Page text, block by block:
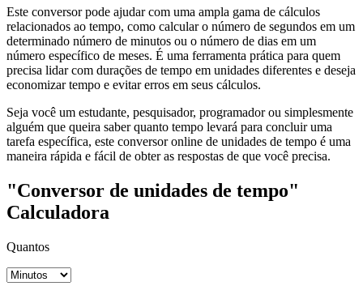
Este conversor pode ajudar com uma ampla gama de cálculos
relacionados ao tempo, como calcular o número de segundos em um
determinado número de minutos ou o número de dias em um
número específico de meses. É uma ferramenta prática para quem
precisa lidar com durações de tempo em unidades diferentes e deseja
economizar tempo e evitar erros em seus cálculos.
Seja você um estudante, pesquisador, programador ou simplesmente
alguém que queira saber quanto tempo levará para concluir uma
tarefa específica, este conversor online de unidades de tempo é uma
maneira rápida e fácil de obter as respostas de que você precisa.
"Conversor de unidades de tempo"
Calculadora
Quantos